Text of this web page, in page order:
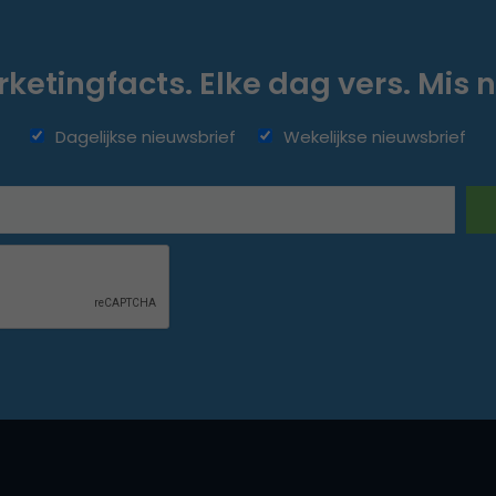
Elke dag vers. Mis
Dagelijkse nieuwsbrief Wekelijkse nieuwsbrief